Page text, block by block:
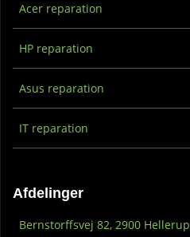
Acer reparation
HP reparation
Asus reparation
IT reparation
Afdelinger
Bernstorffsvej 82, 2900 Hellerup